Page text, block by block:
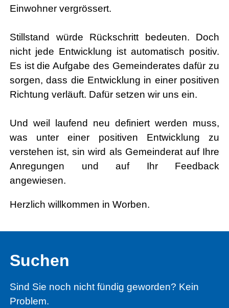
Einwohner vergrössert.
Stillstand würde Rückschritt bedeuten. Doch
nicht jede Entwicklung ist automatisch positiv.
Es ist die Aufgabe des Gemeinderates dafür zu
sorgen, dass die Entwicklung in einer positiven
Richtung verläuft. Dafür setzen wir uns ein.
Und weil laufend neu definiert werden muss,
was unter einer positiven Entwicklung zu
verstehen ist, sin wird als Gemeinderat auf Ihre
Anregungen und auf Ihr Feedback
angewiesen.
Herzlich willkommen in Worben.
Suchen
Sind Sie noch nicht fündig geworden? Kein
Problem.